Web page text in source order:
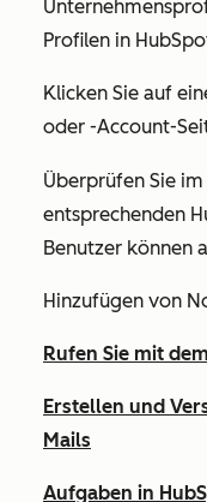
Profilen in
Klicken Sie auf
oder -Account-
Überprüfen Sie
entsprechenden
Benutzer können
Hinzufügen von
Rufen Sie mit
Erstellen und
Mails
Aufgaben in